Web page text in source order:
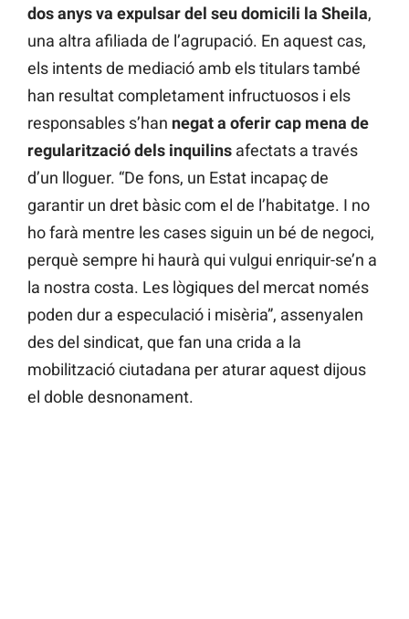
dos anys va expulsar del seu domicili la Sheila,
una altra afiliada de l’agrupació. En aquest cas,
els intents de mediació amb els titulars també
han resultat completament infructuosos i els
responsables s’han negat a oferir cap mena de
regularització dels inquilins afectats a través
d’un lloguer. “De fons, un Estat incapaç de
garantir un dret bàsic com el de l’habitatge. I no
ho farà mentre les cases siguin un bé de negoci,
perquè sempre hi haurà qui vulgui enriquir-se’n a
la nostra costa. Les lògiques del mercat només
poden dur a especulació i misèria”, assenyalen
des del sindicat, que fan una crida a la
mobilització ciutadana per aturar aquest dijous
el doble desnonament.